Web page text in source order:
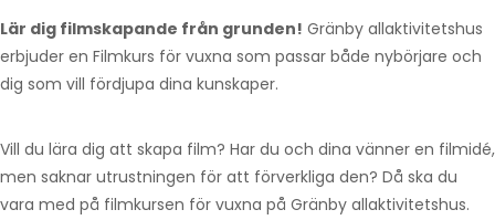
Lär dig filmskapande från grunden! Gränby allaktivitetshus
erbjuder en Filmkurs för vuxna som passar både nybörjare och
dig som vill fördjupa dina kunskaper.
Vill du lära dig att skapa film? Har du och dina vänner en filmidé,
men saknar utrustningen för att förverkliga den? Då ska du
vara med på filmkursen för vuxna på Gränby allaktivitetshus.